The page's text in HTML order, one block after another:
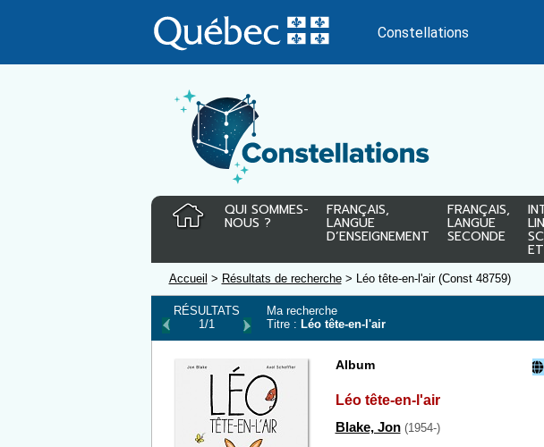
au
contenu
Constellations
QUI SOMMES-
NOUS ?
FRANÇAIS,
LANGUE
D’ENSEIGNEMENT
FRANÇAIS,
LANGUE
SECONDE
Accueil > Résultats de recherche> Léo tête-en-l'air (Const 48759)
RÉSULTATS
1/1
Ma recherche
Titre : Léo tête-en-l'air
Album
Léo tête-en-l'air
Blake, Jon (1954-)